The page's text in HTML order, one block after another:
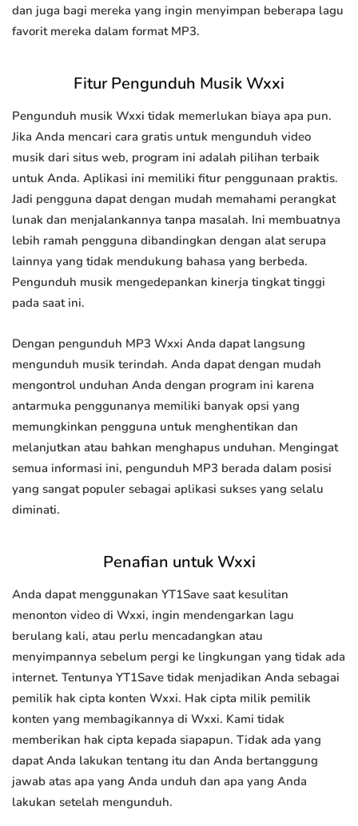
dan juga bagi mereka yang ingin menyimpan beberapa lagu
favorit mereka dalam format MP3.
Fitur Pengunduh Musik Wxxi
Pengunduh musik Wxxi tidak memerlukan biaya apa pun.
Jika Anda mencari cara gratis untuk mengunduh video
musik dari situs web, program ini adalah pilihan terbaik
untuk Anda. Aplikasi ini memiliki fitur penggunaan praktis.
Jadi pengguna dapat dengan mudah memahami perangkat
lunak dan menjalankannya tanpa masalah. Ini membuatnya
lebih ramah pengguna dibandingkan dengan alat serupa
lainnya yang tidak mendukung bahasa yang berbeda.
Pengunduh musik mengedepankan kinerja tingkat tinggi
pada saat ini.
Dengan pengunduh MP3 Wxxi Anda dapat langsung
mengunduh musik terindah. Anda dapat dengan mudah
mengontrol unduhan Anda dengan program ini karena
antarmuka penggunanya memiliki banyak opsi yang
memungkinkan pengguna untuk menghentikan dan
melanjutkan atau bahkan menghapus unduhan. Mengingat
semua informasi ini, pengunduh MP3 berada dalam posisi
yang sangat populer sebagai aplikasi sukses yang selalu
diminati.
Penafian untuk Wxxi
Anda dapat menggunakan YT1Save saat kesulitan
menonton video di Wxxi, ingin mendengarkan lagu
berulang kali, atau perlu mencadangkan atau
menyimpannya sebelum pergi ke lingkungan yang tidak ada
internet. Tentunya YT1Save tidak menjadikan Anda sebagai
pemilik hak cipta konten Wxxi. Hak cipta milik pemilik
konten yang membagikannya di Wxxi. Kami tidak
memberikan hak cipta kepada siapapun. Tidak ada yang
dapat Anda lakukan tentang itu dan Anda bertanggung
jawab atas apa yang Anda unduh dan apa yang Anda
lakukan setelah mengunduh.